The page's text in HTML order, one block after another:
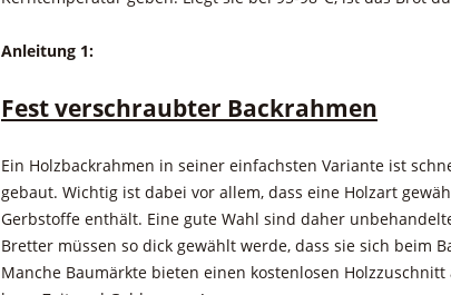
Anleitung 1:
Fest verschraubter Backrahmen
Ein Holzbackrahmen in seiner einfachsten Variante ist
gebaut. Wichtig ist dabei vor allem, dass eine Holzart
Gerbstoffe enthält. Eine gute Wahl sind daher
Bretter müssen so dick gewählt werde, dass sie sich beim
Manche Baumärkte bieten einen kostenlosen